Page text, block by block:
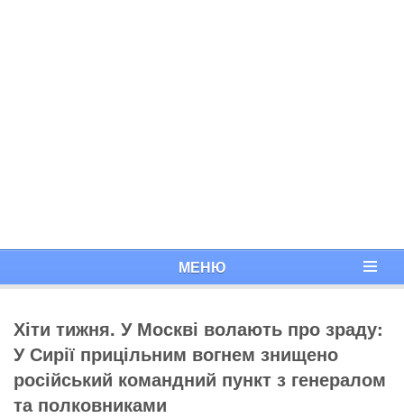
МЕНЮ
Хіти тижня. ​У Москві волають про зраду:
У Сирії прицільним вогнем знищено
російський командний пункт з генералом
та полковниками